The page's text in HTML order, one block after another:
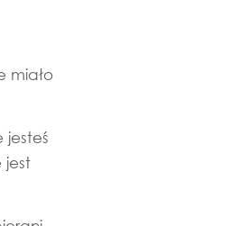
miało
jesteś
jest